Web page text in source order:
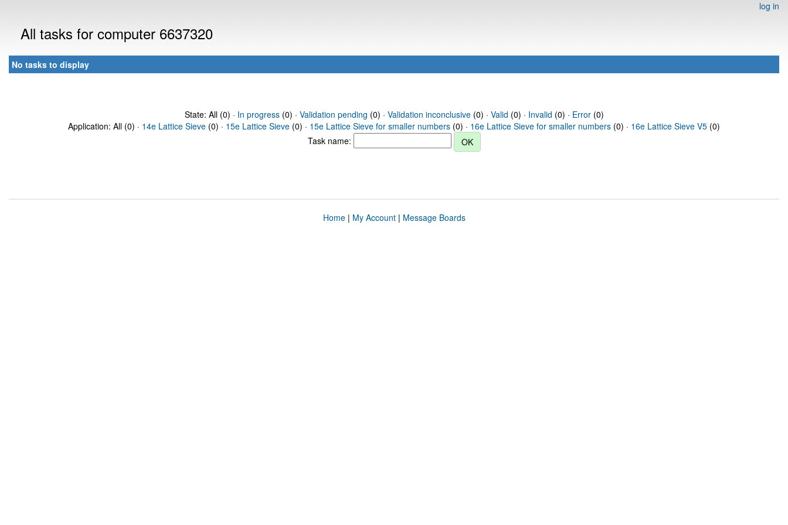
log in
All tasks for computer 6637320
No tasks to display
State: All (0) · In progress(0) · Validation pending (0) · Validation inconclusive(0) · Valid (0) · Invalid (0) · Error(0)
Application: All (0) · 14e Lattice Sieve (0) · 15e Lattice Sieve (0) · 15e Lattice Sieve for smaller numbers (0) · 16e Lattice Sieve for smaller numbers (0) · 16e Lattice Sieve V5 (0)
Task name:
Home| My Account| Message Boards